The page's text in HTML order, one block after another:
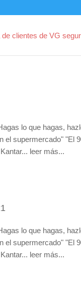
lo que hagas,
el supermercado" "El
leer más...
lo que hagas,
el supermercado" "El
leer más...